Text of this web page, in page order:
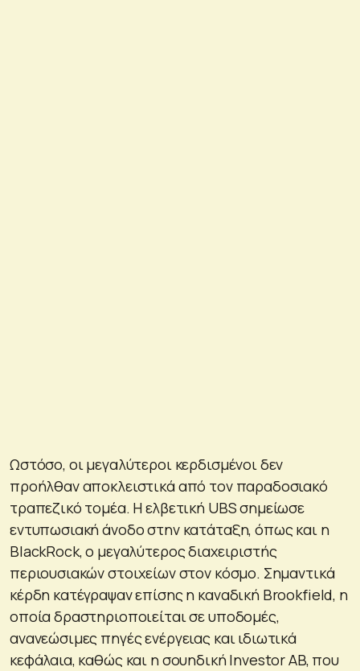
Ωστόσο, οι μεγαλύτεροι κερδισμένοι δεν
προήλθαν αποκλειστικά από τον παραδοσιακό
τραπεζικό τομέα. Η ελβετική UBS σημείωσε
εντυπωσιακή άνοδο στην κατάταξη, όπως και η
BlackRock, ο μεγαλύτερος διαχειριστής
περιουσιακών στοιχείων στον κόσμο. Σημαντικά
κέρδη κατέγραψαν επίσης η καναδική Brookfield, η
οποία δραστηριοποιείται σε υποδομές,
ανανεώσιμες πηγές ενέργειας και ιδιωτικά
κεφάλαια, καθώς και η σουηδική Investor AB, που